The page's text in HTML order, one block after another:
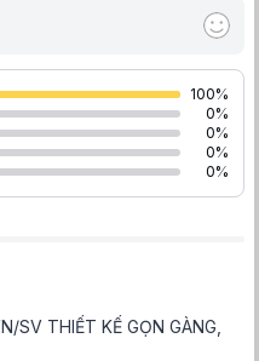
100%
0%
0%
0%
0%
SV THIẾT KẾ GỌN GÀNG,